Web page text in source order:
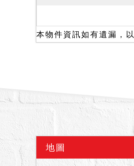
兩
10日
牌
雜
件
訟
且就
本物件資訊如有遺漏，
地圖